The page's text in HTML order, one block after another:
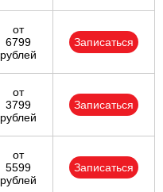
от
6799
рублей
Записаться
от
3799
рублей
Записаться
от
5599
рублей
Записаться